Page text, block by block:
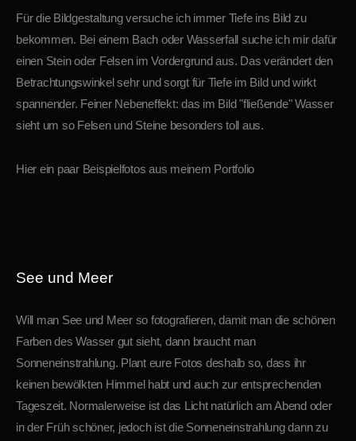
Für die Bildgestaltung versuche ich immer Tiefe ins Bild zu
bekommen. Bei einem Bach oder Wasserfall suche ich mir dafür
einen Stein oder Felsen im Vordergrund aus. Das verändert den
Betrachtungswinkel sehr und sorgt für Tiefe im Bild und wirkt
spannender. Feiner Nebeneffekt: das im Bild "fließende" Wasser
sieht um so Felsen und Steine besonders toll aus.
Hier ein paar Beispielfotos aus meinem Portfolio
See und Meer
Will man See und Meer so fotografieren, damit man die schönen
Farben des Wasser gut sieht, dann braucht man
Sonneneinstrahlung. Plant eure Fotos deshalb so, dass ihr
keinen bewölkten Himmel habt und auch zur entsprechenden
Tageszeit. Normalerweise ist das Licht natürlich am Abend oder
in der Früh schöner, jedoch ist die Sonneneinstrahlung dann zu